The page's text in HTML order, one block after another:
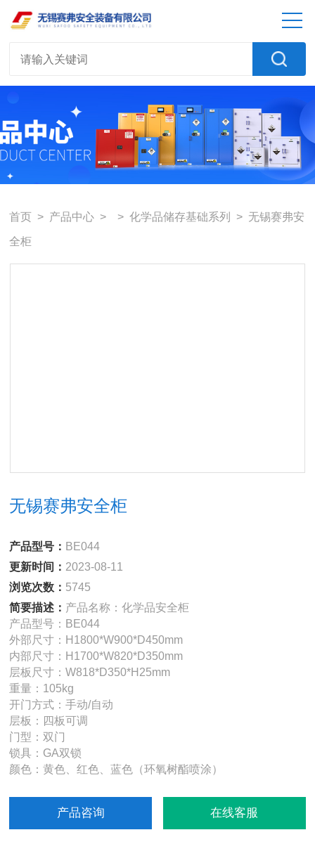
首页 > 产品中心 > >化学品储存基础系列 > 无锡赛弗安
全柜
无锡赛弗安全柜
产品型号： BE044
更新时间： 2023-08-11
浏览次数： 5745
简要描述： 产品名称：化学品安全柜
产品型号：BE044
外部尺寸：H1800*W900*D450mm
内部尺寸：H1700*W820*D350mm
层板尺寸：W818*D350*H25mm
重量：105kg
开门方式：手动/自动
层板：四板可调
门型：双门
锁具：GA双锁
颜色：黄色、红色、蓝色（环氧树酯喷涂）
产品咨询 在线客服